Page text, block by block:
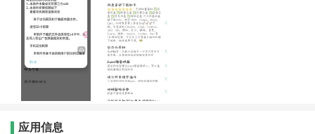
应用信息